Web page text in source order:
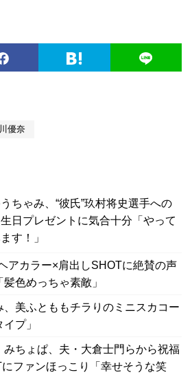
優奈
ちゃみ、“彼氏”玖村将史選手への
日プレゼントに気合十分「やって
す！」
アカラー×肩出しSHOTに絶賛の声
髪色めっちゃ素敵」
、美ふとももチラりのミニスカコー
プ」
みちょぱ、夫・大倉士門らから祝福
ファンほっこり「幸せそうな笑